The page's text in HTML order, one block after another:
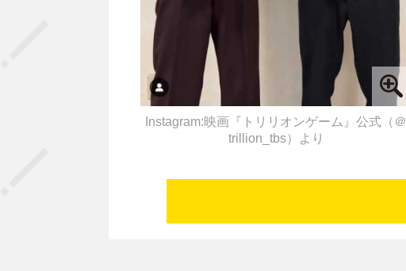
Instagram:映画『トリリオンゲーム』公式（＠
trillion_tbs）より